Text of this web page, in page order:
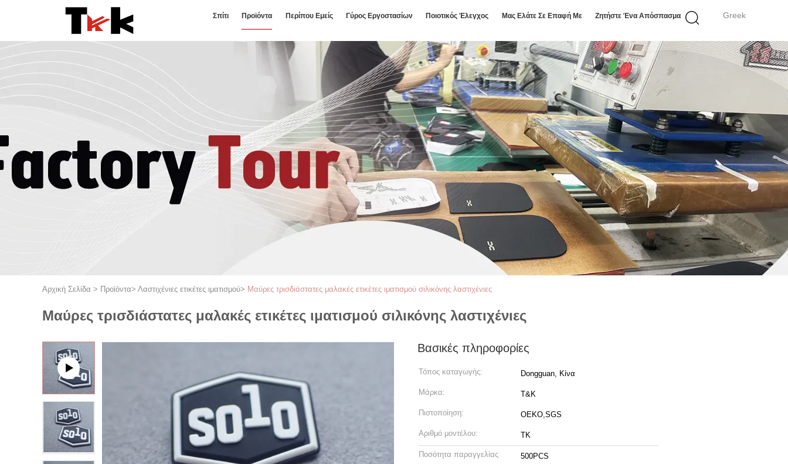
Greek
Σπίτι Προϊόντα Περίπου Εμείς Γύρος Εργοστασίων Ποιοτικός Έλεγχος Μας Ελάτε Σε Επαφή Με Ζητήστε Ένα Απόσπασμα
Αρχική Σελίδα > Προϊόντα> Λαστιχένιες ετικέτες ιματισμού> Μαύρες τρισδιάστατες μαλακές ετικέτες ιματισμού σιλικόνης λαστιχένιες
Μαύρες τρισδιάστατες μαλακές ετικέτες ιματισμού σιλικόνης λαστιχένιες
Βασικές πληροφορίες
Τόπος καταγωγής: Dongguan, Κίνα
Μάρκα: T&K
Πιστοποίηση: OEKO,SGS
Αριθμό μοντέλου: TK
Ποσότητα παραγγελίας
500PCS